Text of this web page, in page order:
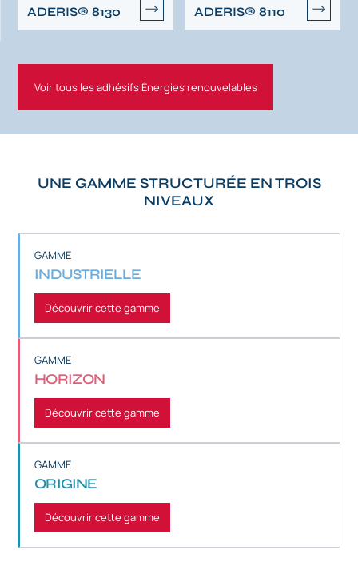
Voir tous les adhésifs Énergies renouvelables
ADERIS® 8130 ADERIS® 8110
UNE GAMME STRUCTURÉE EN TROIS
NIVEAUX
GAMME
INDUSTRIELLE
Découvrir cette gamme
GAMME
HORIZON
Découvrir cette gamme
GAMME
ORIGINE
Découvrir cette gamme